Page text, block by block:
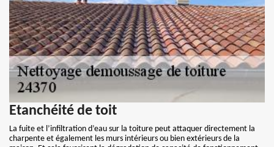
Etanchéité de toit
La fuite et l’infiltration d’eau sur la toiture peut attaquer directement la
charpente et également les murs intérieurs ou bien extérieurs de la